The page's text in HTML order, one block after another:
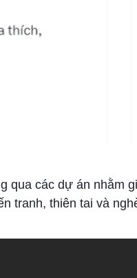
qua các dự án nhằm
tranh, thiên tai và